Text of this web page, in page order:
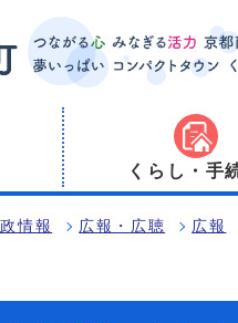
くらし・手
情報 広報・広聴 広報